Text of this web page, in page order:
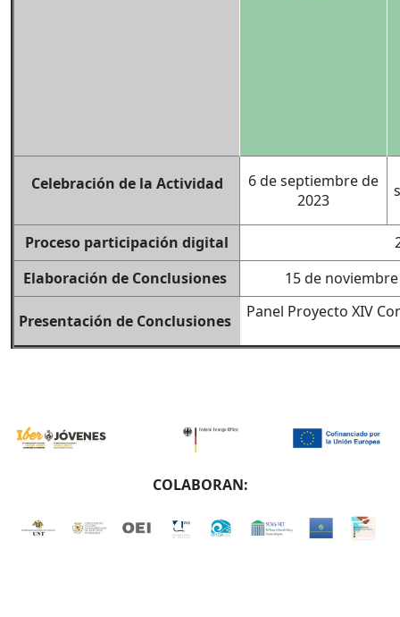
Celebración de la Actividad
6 de septiembre de
2023
Proceso participación digital
Elaboración de Conclusiones
15 de
Presentación de Conclusiones Panel Proyecto XIV
COLABORAN: